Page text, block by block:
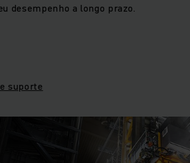
desempenho a longo prazo.
suporte